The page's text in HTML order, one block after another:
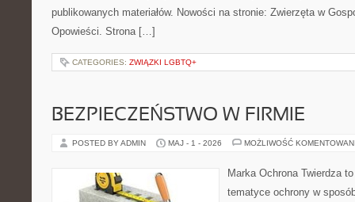
publikowanych materiałów. Nowości na stronie: Zwierzęta w
Opowieści. Strona […]
CATEGORIES: ZWIĄZKI LGBTQ+
BEZPIECZEŃSTWO W FIRMIE
POSTED BY ADMIN MAJ - 1 - 2026 MOŻLIWOŚĆ
Marka Ochrona Twierdza
tematyce ochrony w